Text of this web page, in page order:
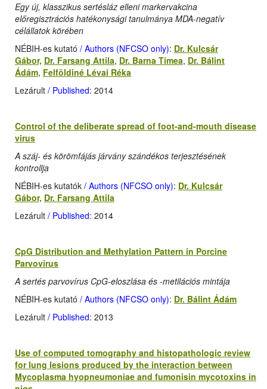
Egy új, klasszikus sertésláz elleni markervakcina
előregisztrációs hatékonysági tanulmánya MDA-negatív
célállatok körében
NÉBIH-es kutató / Authors (NFCSO only): Dr. Kulcsár
Gábor, Dr. Farsang Attila, Dr. Barna Tímea, Dr. Bálint
Ádám, Felföldiné Lévai Réka
Lezárult / Published: 2014
Control of the deliberate spread of foot-and-mouth disease
virus
A száj- és körömfájás járvány szándékos terjesztésének
kontrollja
NÉBIH-es kutatók / Authors (NFCSO only): Dr. Kulcsár
Gábor, Dr. Farsang Attila
Lezárult / Published: 2014
CpG Distribution and Methylation Pattern in Porcine
Parvovirus
A sertés parvovírus CpG-eloszlása és -metilációs mintája
NÉBIH-es kutató / Authors (NFCSO only): Dr. Bálint Ádám
Lezárult / Published: 2013
Use of computed tomography and histopathologic review
for lung lesions produced by the interaction between
Mycoplasma hyopneumoniae and fumonisin mycotoxins in